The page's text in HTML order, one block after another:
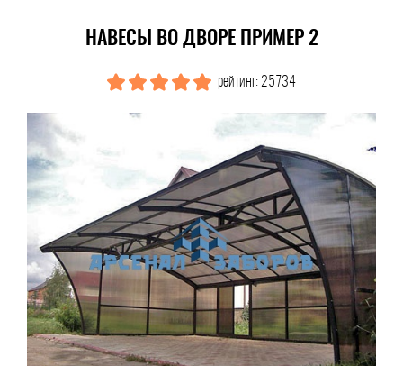
НАВЕСЫ ВО ДВОРЕ ПРИМЕР 2
рейтинг: 25734